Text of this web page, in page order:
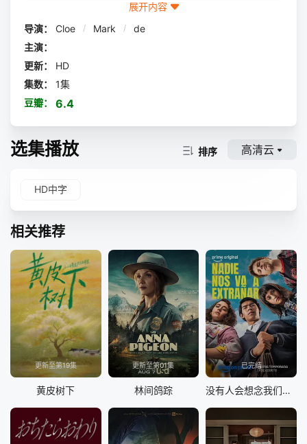
展开内容
导演：
Cloe / Mark /
de
主演：
更新：
HD
集数：
1集
豆瓣：
6.4
选集播放 排序 高清云
HD中字
相关推荐
更新至第19集
黄皮树下
更新至第01集
林间鸽踪
已完结
没有人会想念我们第二季